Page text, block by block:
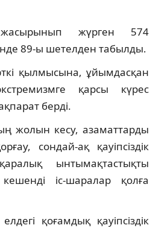
жасырынып жүрген 574
89-ы шетелден табылды.
қылмысына, ұйымдасқан
қарсы күрес
берді.
жолын кесу, азаматтарды
сондай-ақ қауіпсіздік
ынтымақтастықты
іс-шаралар қолға
қоғамдық қауіпсіздік